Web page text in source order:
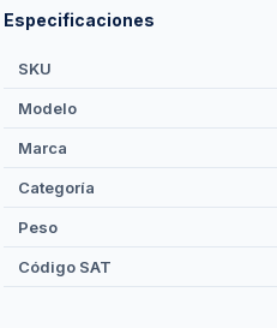
Especificaciones
SKU
Modelo
Marca
Categoría
Peso
Código SAT